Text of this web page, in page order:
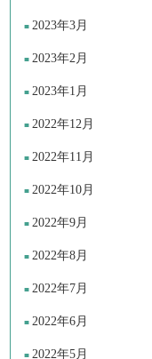
2023年3月
2023年2月
2023年1月
2022年12月
2022年11月
2022年10月
2022年9月
2022年8月
2022年7月
2022年6月
2022年5月